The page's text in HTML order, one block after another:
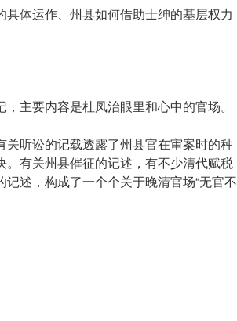
体运作、州县如何借助士绅的基层权力
主要内容是杜凤治眼里和心中的官场。
听讼的记载透露了州县官在审案时的种
有关州县催征的记述，有不少清代赋税
述，构成了一个个关于晚清官场“无官不